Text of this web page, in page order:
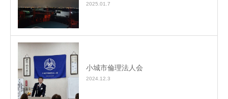
2025.01.7
小城市倫理法人会
2024.12.3